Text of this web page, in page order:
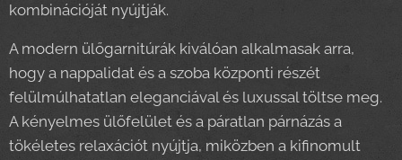
kombinációját nyújtják.
A modern ülőgarnitúrák kiválóan alkalmasak arra,
hogy a nappalidat és a szoba központi részét
felülmúlhatatlan eleganciával és luxussal töltse meg.
A kényelmes ülőfelület és a páratlan párnázás a
tökéletes relaxációt nyújtja, miközben a kifinomult